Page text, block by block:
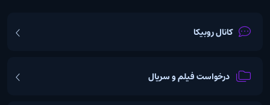
کانال روبیکا
درخواست فیلم و سریال